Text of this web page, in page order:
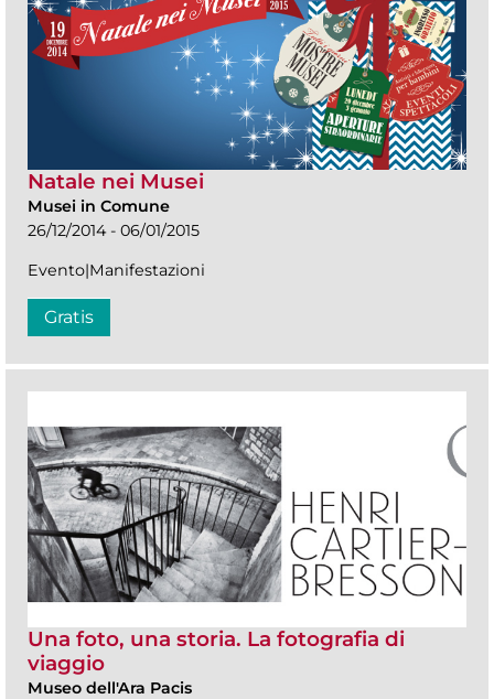
Natale nei Musei
Musei in Comune
26/12/2014 - 06/01/2015
Evento|Manifestazioni
Gratis
Una foto, una storia. La fotografia di
viaggio
Museo dell'Ara Pacis